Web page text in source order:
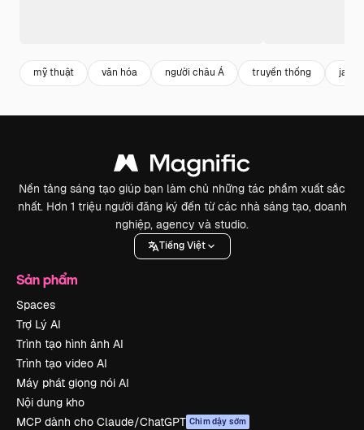
mỹ thuật văn hóa người châu Á truyền thống japan
Nền tảng sáng tạo giúp bạn làm chủ những tác phẩm xuất sắc
nhất. Hơn 1 triệu người đăng ký đến từ các nhà sáng tạo, doanh
nghiệp, agency và studio.
Tiếng Việt
Sản phẩm
Spaces
Trợ Lý AI
Trình tạo hình ảnh AI
Trình tạo video AI
Máy phát giọng nói AI
Nội dung kho
MCP dành cho Claude/ChatGPT Chim dậy sớm